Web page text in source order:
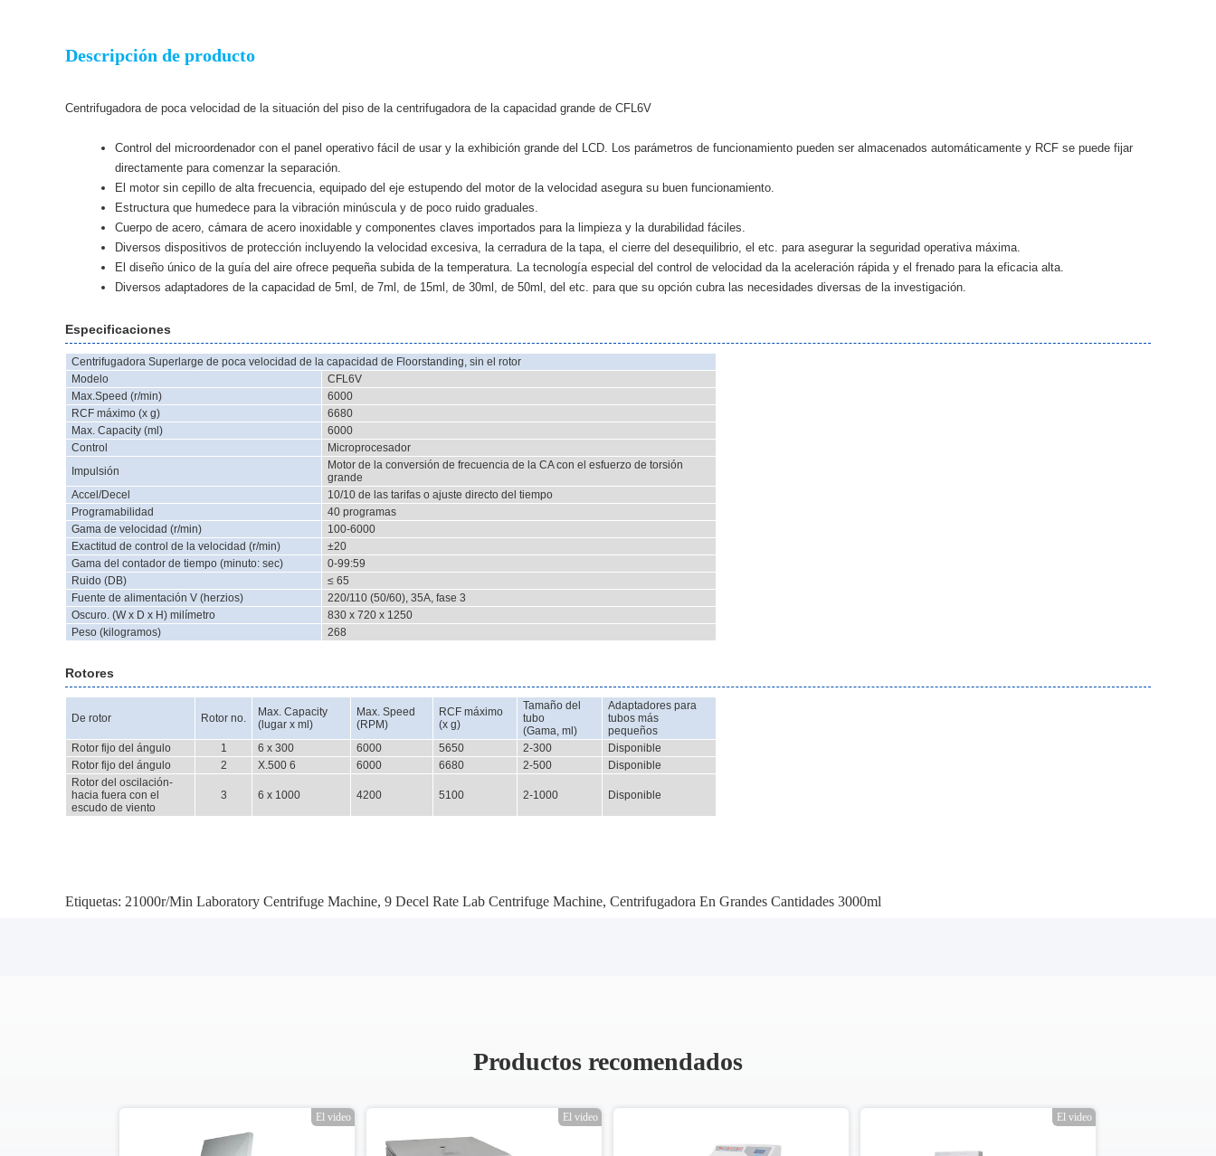
Descripción de producto
Centrifugadora de poca velocidad de la situación del piso de la centrifugadora de la capacidad grande de CFL6V
Control del microordenador con el panel operativo fácil de usar y la exhibición grande del LCD. Los parámetros de funcionamiento pueden ser almacenados automáticamente y RCF se puede fijar
directamente para comenzar la separación.
El motor sin cepillo de alta frecuencia, equipado del eje estupendo del motor de la velocidad asegura su buen funcionamiento.
Estructura que humedece para la vibración minúscula y de poco ruido graduales.
Cuerpo de acero, cámara de acero inoxidable y componentes claves importados para la limpieza y la durabilidad fáciles.
Diversos dispositivos de protección incluyendo la velocidad excesiva, la cerradura de la tapa, el cierre del desequilibrio, el etc. para asegurar la seguridad operativa máxima.
El diseño único de la guía del aire ofrece pequeña subida de la temperatura. La tecnología especial del control de velocidad da la aceleración rápida y el frenado para la eficacia alta.
Diversos adaptadores de la capacidad de 5ml, de 7ml, de 15ml, de 30ml, de 50ml, del etc. para que su opción cubra las necesidades diversas de la investigación.
Especificaciones
Centrifugadora Superlarge de poca velocidad de la capacidad de Floorstanding, sin el rotor
Modelo
CFL6V
Max.Speed (r/min)
6000
RCF máximo (x g)
6680
Max. Capacity (ml)
6000
Control
Microprocesador
Impulsión
Motor de la conversión de frecuencia de la CA con el esfuerzo de torsión
grande
Accel/Decel
10/10 de las tarifas o ajuste directo del tiempo
Programabilidad
40 programas
Gama de velocidad (r/min)
100-6000
Exactitud de control de la velocidad (r/min)
±20
Gama del contador de tiempo (minuto: sec)
0-99:59
Ruido (DB)
≤ 65
Fuente de alimentación V (herzios)
220/110 (50/60), 35A, fase 3
Oscuro. (W x D x H) milímetro
830 x 720 x 1250
Peso (kilogramos)
268
Rotores
De rotor Rotor no.
Max. Capacity
(lugar x ml)
Max. Speed
(RPM)
RCF máximo
(x g)
Tamaño del
tubo
(Gama, ml)
Adaptadores para
tubos más
pequeños
Rotor fijo del ángulo
1 6 x 300 6000 5650 2-300
Disponible
Rotor fijo del ángulo
2 X.500 6 6000 6680 2-500
Disponible
Rotor del oscilación-
hacia fuera con el
escudo de viento
3 6 x 1000 4200 5100 2-1000 Disponible
Etiquetas: 21000r/Min Laboratory Centrifuge Machine, 9 Decel Rate Lab Centrifuge Machine, Centrifugadora En Grandes Cantidades 3000ml
Productos recomendados
El video El video El video